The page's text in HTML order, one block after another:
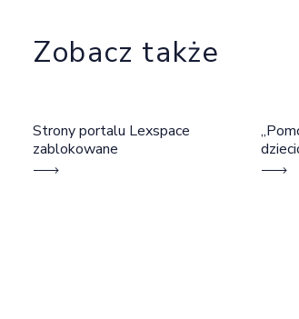
Zobacz także
Strony portalu Lexspace
zablokowane